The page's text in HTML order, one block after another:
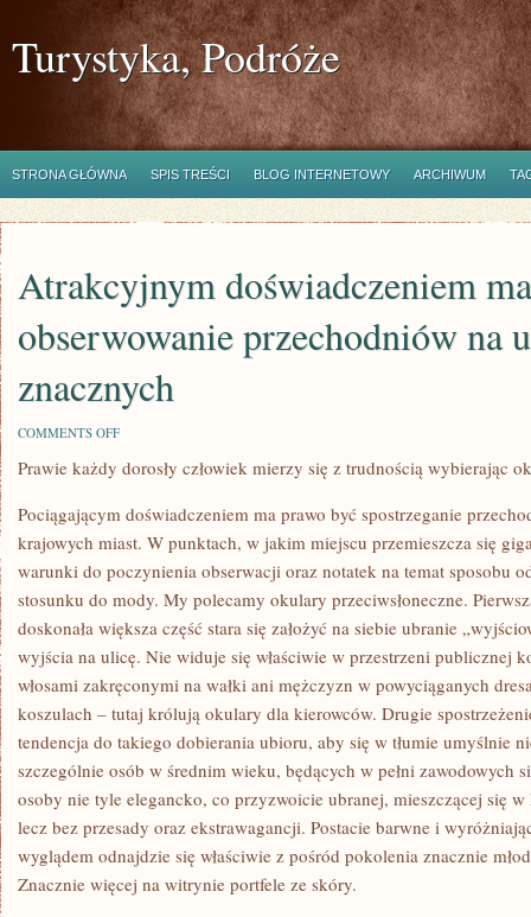
Turystyka, Podróże
STRONA GŁÓWNA SPIS TREŚCI BLOG INTERNETOWY ARCHIWUM
Atrakcyjnym doświadczeniem
obserwowanie przechodniów na
znacznych
COMMENTS OFFON
DOŚWIADCZENIEM
BYĆ
OBSERWOWANIE
PRZECHODNIÓW
NA
ULICACH
ZNACZNYCH
Prawie każdy dorosły człowiek mierzy się z trudnością wybierając
Pociągającym doświadczeniem ma prawo być spostrzeganie
krajowych miast. W punktach, w jakim miejscu przemieszcza się
warunki do poczynienia obserwacji oraz notatek na temat sposobu
stosunku do mody. My polecamy okulary przeciwsłoneczne.
doskonała większa część stara się założyć na siebie ubranie
wyjścia na ulicę. Nie widuje się właściwie w przestrzeni publicznej
włosami zakręconymi na wałki ani mężczyzn w powyciąganych
koszulach – tutaj królują okulary dla kierowców. Drugie
tendencja do takiego dobierania ubioru, aby się w tłumie umyślnie
szczególnie osób w średnim wieku, będących w pełni zawodowych
osoby nie tyle elegancko, co przyzwoicie ubranej, mieszczącej się
lecz bez przesady oraz ekstrawagancji. Postacie barwne i
wyglądem odnajdzie się właściwie z pośród pokolenia znacznie
Znacznie więcej na witrynie portfele ze skóry.